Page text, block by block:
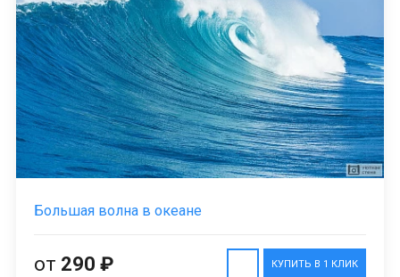
Большая волна в океане
КУПИТЬ В 1 КЛИК
от 290 ₽